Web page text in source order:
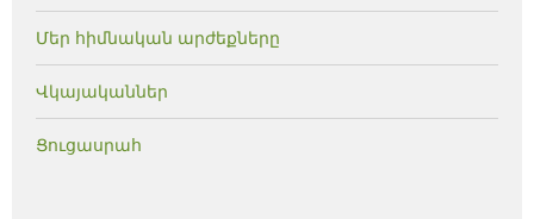
Մեր հիմնական արժեքները
Վկայականներ
Ցուցասրահ